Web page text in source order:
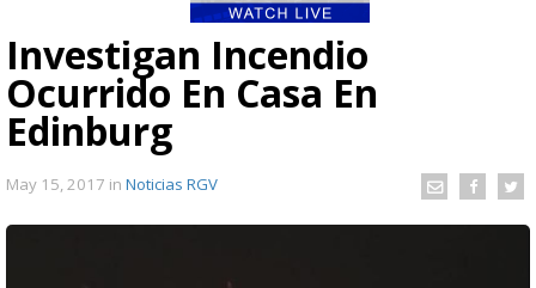
Investigan Incendio
Ocurrido En Casa En
Edinburg
May 15, 2017 in Noticias RGV